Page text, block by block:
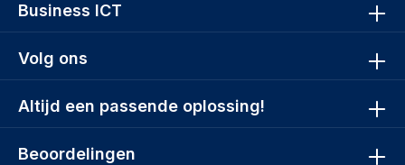
Volg ons
Altijd een passende oplossing!
Business ICT
Beoordelingen